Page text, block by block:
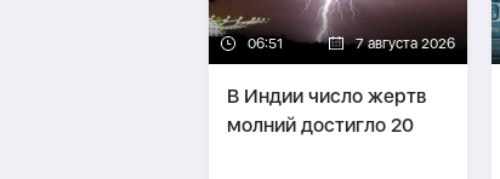
06:51 7 августа 2026
В Индии число жертв
молний достигло 20